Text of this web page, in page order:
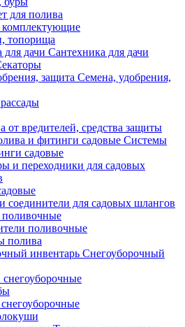
для полива
комплектующие
топорища
Сантехника для дачи
Семена, удобрения,
от вредителей, средства защиты
Системы
садовые
и переходники для садовых
для садовых шлангов
поливочные
полива
Снегоуборочный